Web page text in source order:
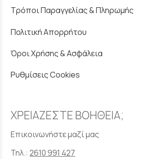
Τρόποι Παραγγελίας & Πληρωμής
Πολιτική Απορρήτου
Όροι Χρήσης & Ασφάλεια
Ρυθμίσεις Cookies
ΧΡΕΙΑΖΕΣΤΕ ΒΟΗΘΕΙΑ;
Επικοινωνήστε μαζί μας
Τηλ.:2610 991 427